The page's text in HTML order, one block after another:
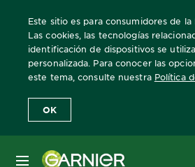
Este sitio es para consumidores de la
Las cookies, las tecnologías
identificación de dispositivos se
personalizada. Para conocer las
este tema, consulte nuestra Política
OK
MENÚ
Home Revista Garnier Consejos